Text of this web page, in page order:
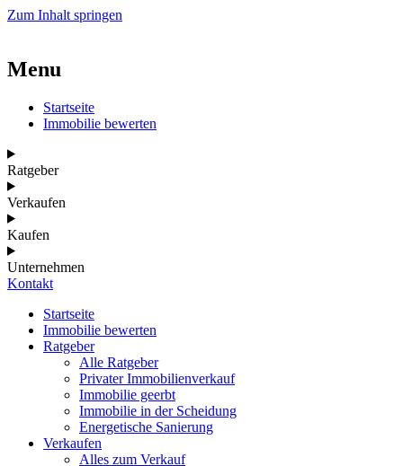
Zum Inhalt springen
Menu
Startseite
Immobilie bewerten
Ratgeber
Verkaufen
Kaufen
Unternehmen
Kontakt
Startseite
Immobilie bewerten
Ratgeber
Alle Ratgeber
Privater Immobilienverkauf
Immobilie geerbt
Immobilie in der Scheidung
Energetische Sanierung
Verkaufen
Alles zum Verkauf